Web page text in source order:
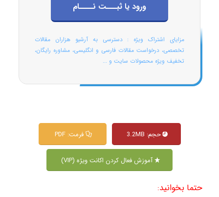
ورود یا ثبـــت نــــام
مزایای اشتراک ویژه : دسترسی به آرشیو هزاران مقالات
تخصصی، درخواست مقالات فارسی و انگلیسی، مشاوره رایگان،
تخفیف ویژه محصولات سایت و ...
حجم: 3.2MB فرمت: PDF
آموزش فعال کردن اکانت ویژه (VIP)
حتما بخوانید: